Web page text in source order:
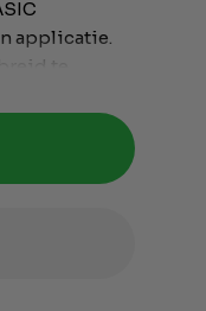
applicatie.
te